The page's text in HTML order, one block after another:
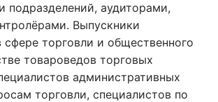
подразделений, аудиторами,
Выпускники
сфере торговли и общественного
товароведов торговых
административных
торговли, специалистов по